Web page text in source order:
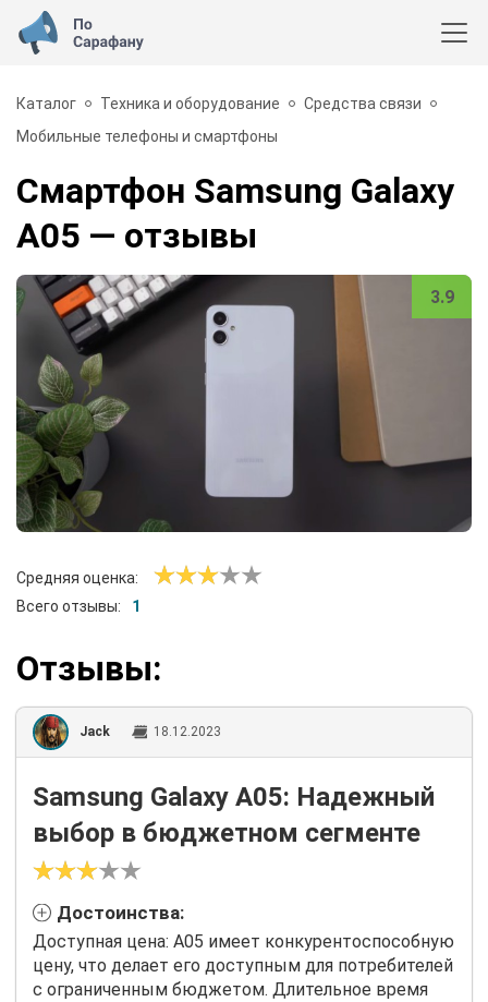
Каталог Техника и оборудование
Средства связи
Мобильные телефоны и смартфоны
Смартфон Samsung Galaxy
A05 — отзывы
3.9
Средняя оценка:
Всего отзывы:
1
Отзывы:
Jack 18.12.2023
Samsung Galaxy A05: Надежный
выбор в бюджетном сегменте
Достоинства:
Доступная цена: A05 имеет конкурентоспособную
цену, что делает его доступным для потребителей
с ограниченным бюджетом. Длительное время